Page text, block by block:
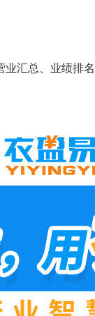
汇总、业绩排